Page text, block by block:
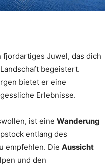
Juwel, das dich
begeistert.
bietet er eine
Erlebnisse.
ist eine Wanderung
entlang des
empfehlen. Die Aussicht
und den